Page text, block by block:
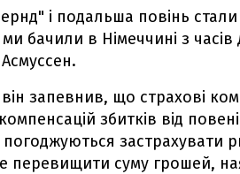
і подальша повінь
бачили в Німеччині з часів
запевнив, що страхові
збитків від
погоджуються застрахувати
перевищити суму грошей,